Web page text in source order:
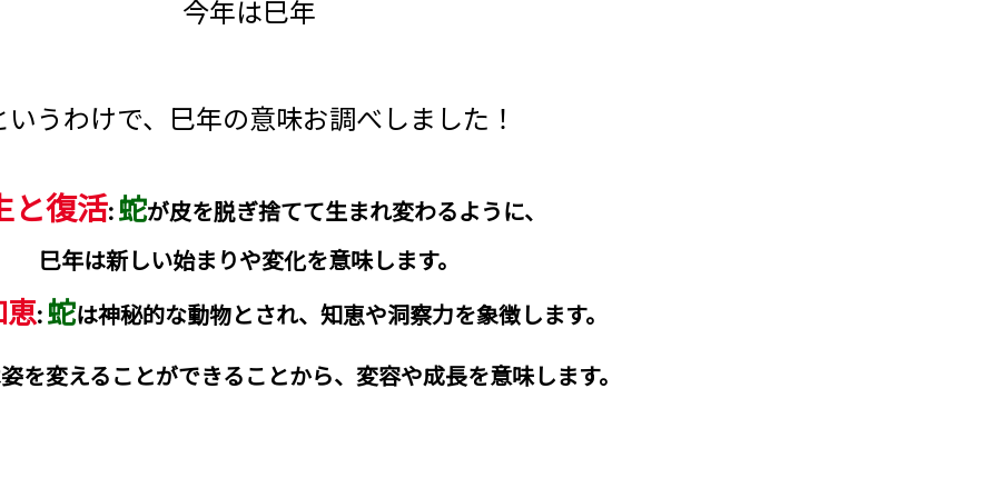
今年は巳年
いうわけで、巳年の意味お調べしました！
と復活:蛇が皮を脱ぎ捨てて生まれ変わるように、
巳年は新しい始まりや変化を意味します。
:蛇は神秘的な動物とされ、知恵や洞察力を象徴します。
を変えることができることから、変容や成長を意味します。